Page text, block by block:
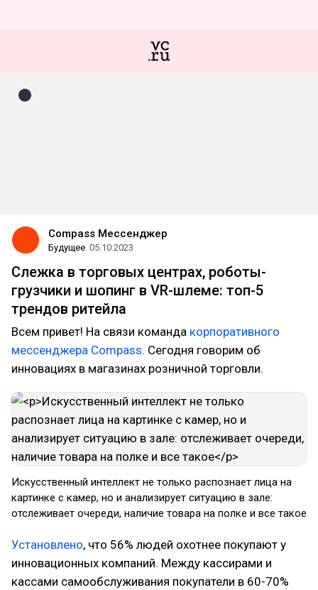
Compass Мессенджер
Будущее 05.10.2023
Слежка в торговых центрах, роботы-
грузчики и шопинг в VR-шлеме: топ-5
трендов ритейла
Всем привет! На связи команда корпоративного
мессенджера Compass. Сегодня говорим об
инновациях в магазинах розничной торговли.
Искусственный интеллект не только распознает лица на
картинке с камер, но и анализирует ситуацию в зале:
отслеживает очереди, наличие товара на полке и все такое
Установлено, что 56% людей охотнее покупают у
инновационных компаний. Между кассирами и
кассами самообслуживания покупатели в 60-70%